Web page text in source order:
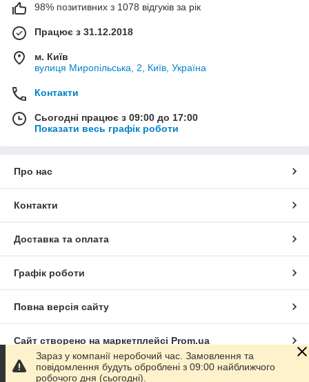
98% позитивних з 1078 відгуків за рік
Працює з 31.12.2018
м. Київ
вулиця Миропільська, 2, Київ, Україна
Контакти
Сьогодні працює з 09:00 до 17:00
Показати весь графік роботи
Про нас
Контакти
Доставка та оплата
Графік роботи
Повна версія сайту
Сайт створено на маркетплейсі Prom.ua
Політика конфіденційності
Зараз у компанії неробочий час. Замовлення та
повідомлення будуть оброблені з 09:00 найближчого
робочого дня (сьогодні).